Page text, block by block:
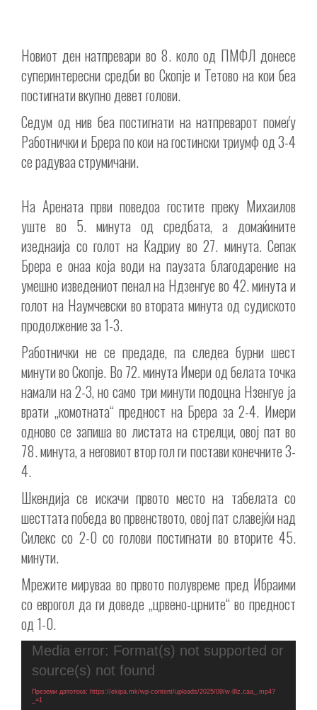
Новиот ден натпревари во 8. коло од ПМФЛ донесе
суперинтересни средби во Скопје и Тетово на кои беа
постигнати вкупно девет голови.
Седум од нив беа постигнати на натпреварот помеѓу
Работнички и Брера по кои на гостински триумф од 3-4
се радуваа струмичани.
На Арената први поведоа гостите преку Михаилов
уште во 5. минута од средбата, а домаќините
изеднаија со голот на Кадриу во 27. минута. Сепак
Брера е онаа која води на паузата благодарение на
умешно изведениот пенал на Ндзенгуе во 42. минута и
голот на Наумчевски во втората минута од судиското
продолжение за 1-3.
Работнички не се предаде, па следеа бурни шест
минути во Скопје. Во 72. минута Имери од белата точка
намали на 2-3, но само три минути подоцна Нзенгуе ја
врати „комотната“ предност на Брера за 2-4. Имери
одново се запиша во листата на стрелци, овој пат во
78. минута, а неговиот втор гол ги постави конечните 3-
4.
Шкендија се искачи првото место на табелата со
шесттата победа во првенството, овој пат славејќи над
Силекс со 2-0 со голови постигнати во вторите 45.
минути.
Мрежите мируваа во првото полувреме пред Ибраими
со еврогол да ги доведе „црвено-црните“ во предност
од 1-0.
Видео
Media error: Format(s) not supported or
source(s) not found
Преземи датотека: https://ekipa.mk/wp-content/uploads/2025/09/w-8lz.caa_.mp4?
_=1